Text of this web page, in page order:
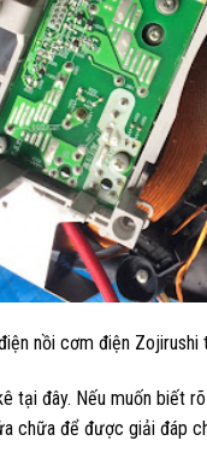
nồi cơm điện Zojirushi
tại đây. Nếu muốn biết
chữa để được giải đáp